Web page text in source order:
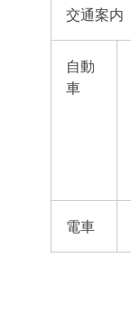
交通案内
自動
車
電車